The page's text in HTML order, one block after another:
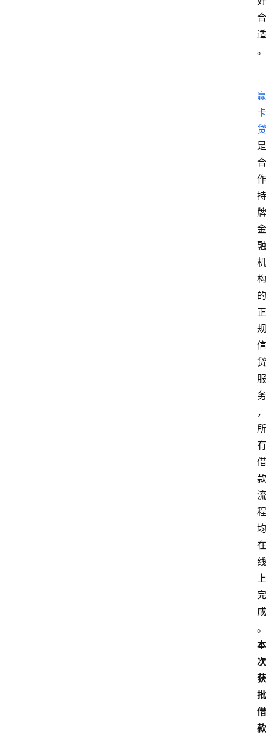
合
适
。
赢
卡
贷
是
合
作
持
牌
金
融
机
构
的
正
规
信
贷
服
务
，
所
有
借
款
流
程
均
在
线
上
完
成
。
本
次
获
批
借
款